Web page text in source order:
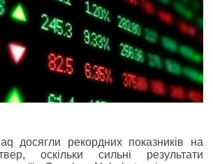
досягли рекордних показників на
оскільки сильні результати